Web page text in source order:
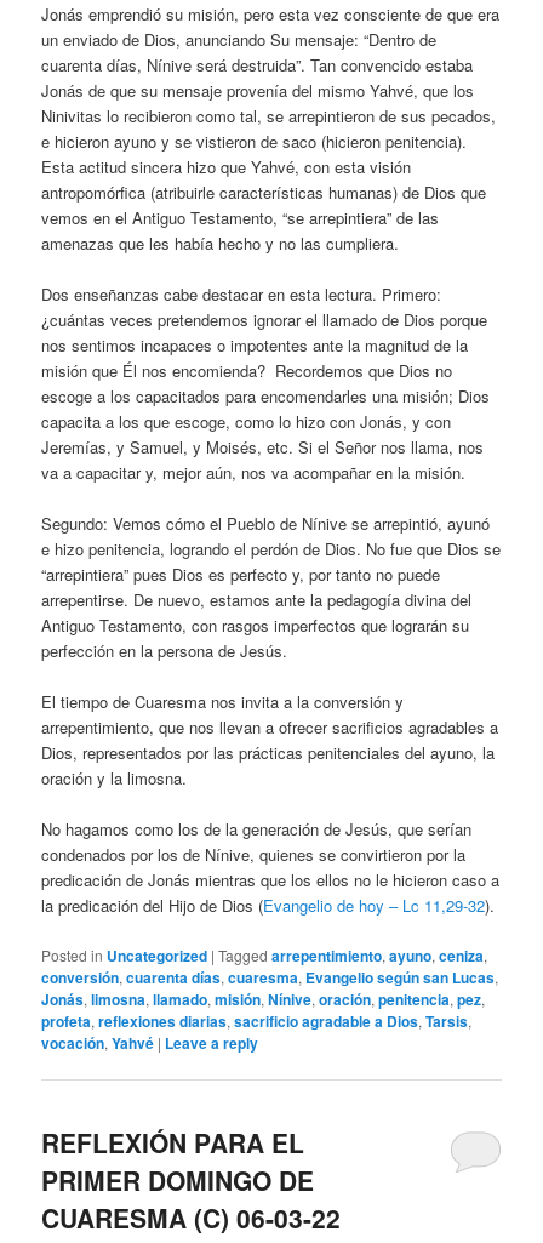
Jonás emprendió su misión, pero esta vez consciente de que era
un enviado de Dios, anunciando Su mensaje: “Dentro de
cuarenta días, Nínive será destruida”. Tan convencido estaba
Jonás de que su mensaje provenía del mismo Yahvé, que los
Ninivitas lo recibieron como tal, se arrepintieron de sus pecados,
e hicieron ayuno y se vistieron de saco (hicieron penitencia).
Esta actitud sincera hizo que Yahvé, con esta visión
antropomórfica (atribuirle características humanas) de Dios que
vemos en el Antiguo Testamento, “se arrepintiera” de las
amenazas que les había hecho y no las cumpliera.
Dos enseñanzas cabe destacar en esta lectura. Primero:
¿cuántas veces pretendemos ignorar el llamado de Dios porque
nos sentimos incapaces o impotentes ante la magnitud de la
misión que Él nos encomienda? Recordemos que Dios no
escoge a los capacitados para encomendarles una misión; Dios
capacita a los que escoge, como lo hizo con Jonás, y con
Jeremías, y Samuel, y Moisés, etc. Si el Señor nos llama, nos
va a capacitar y, mejor aún, nos va acompañar en la misión.
Segundo: Vemos cómo el Pueblo de Nínive se arrepintió, ayunó
e hizo penitencia, logrando el perdón de Dios. No fue que Dios se
“arrepintiera” pues Dios es perfecto y, por tanto no puede
arrepentirse. De nuevo, estamos ante la pedagogía divina del
Antiguo Testamento, con rasgos imperfectos que lograrán su
perfección en la persona de Jesús.
El tiempo de Cuaresma nos invita a la conversión y
arrepentimiento, que nos llevan a ofrecer sacrificios agradables a
Dios, representados por las prácticas penitenciales del ayuno, la
oración y la limosna.
No hagamos como los de la generación de Jesús, que serían
condenados por los de Nínive, quienes se convirtieron por la
predicación de Jonás mientras que los ellos no le hicieron caso a
la predicación del Hijo de Dios (Evangelio de hoy – Lc 11,29-32).
Posted in Uncategorized |Tagged arrepentimiento,ayuno,ceniza,
conversión,cuarenta días,cuaresma, Evangelio según san Lucas,
Jonás,limosna,llamado,misión,Nínive,oración,penitencia,pez,
profeta,reflexiones diarias,sacrificio agradable a Dios,Tarsis,
vocación,Yahvé | Leave a reply
REFLEXIÓN PARA EL
PRIMER DOMINGO DE
CUARESMA (C) 06-03-22